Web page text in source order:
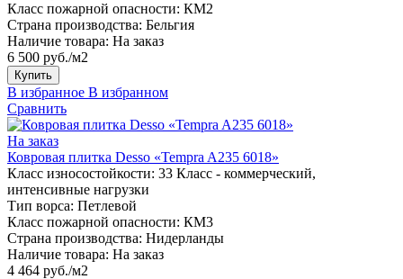
Класс пожарной опасности: КМ2
Страна производства: Бельгия
Наличие товара: На заказ
6 500 руб./м2
Купить
В избранное В избранном
Сравнить
На заказ
Ковровая плитка Desso «Tempra A235 6018»
Класс износостойкости: 33 Класс - коммерческий,
интенсивные нагрузки
Тип ворса: Петлевой
Класс пожарной опасности: КМ3
Страна производства: Нидерланды
Наличие товара: На заказ
4 464 руб./м2